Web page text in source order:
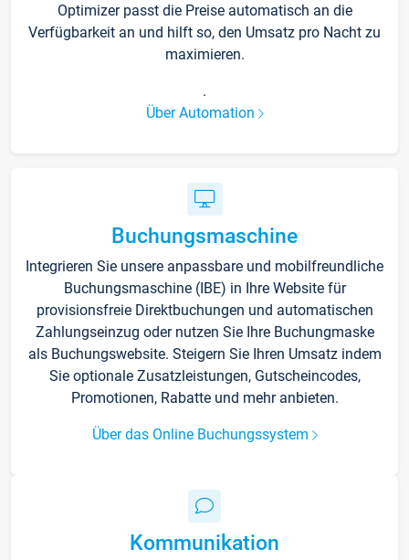
Optimizer passt die Preise automatisch an die
Verfügbarkeit an und hilft so, den Umsatz pro Nacht zu
maximieren.
.
Über Automation
Buchungsmaschine
Integrieren Sie unsere anpassbare und mobilfreundliche
Buchungsmaschine (IBE) in Ihre Website für
provisionsfreie Direktbuchungen und automatischen
Zahlungseinzug oder nutzen Sie Ihre Buchungmaske
als Buchungswebsite. Steigern Sie Ihren Umsatz indem
Sie optionale Zusatzleistungen, Gutscheincodes,
Promotionen, Rabatte und mehr anbieten.
Über das Online Buchungssystem
Kommunikation